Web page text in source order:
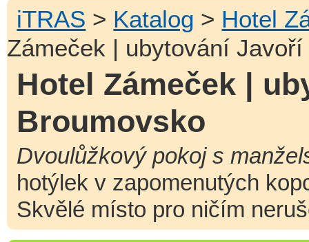
iTRAS > Katalog > Hotel
Zámeček | ubytování
Hotel Zámeček |
Broumovsko
Dvoulůžkový pokoj s
hotýlek v zapomenutých
Skvělé místo pro ničím